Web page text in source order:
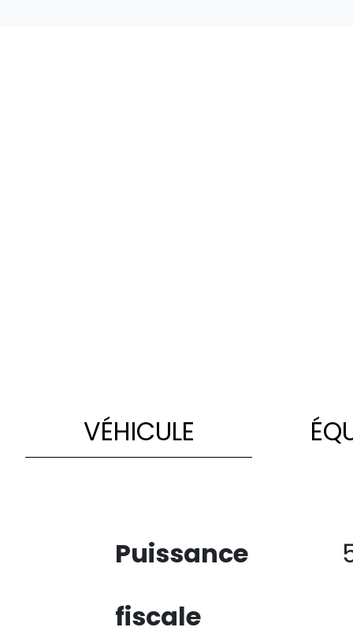
VÉHICULE
Puissance
fiscale